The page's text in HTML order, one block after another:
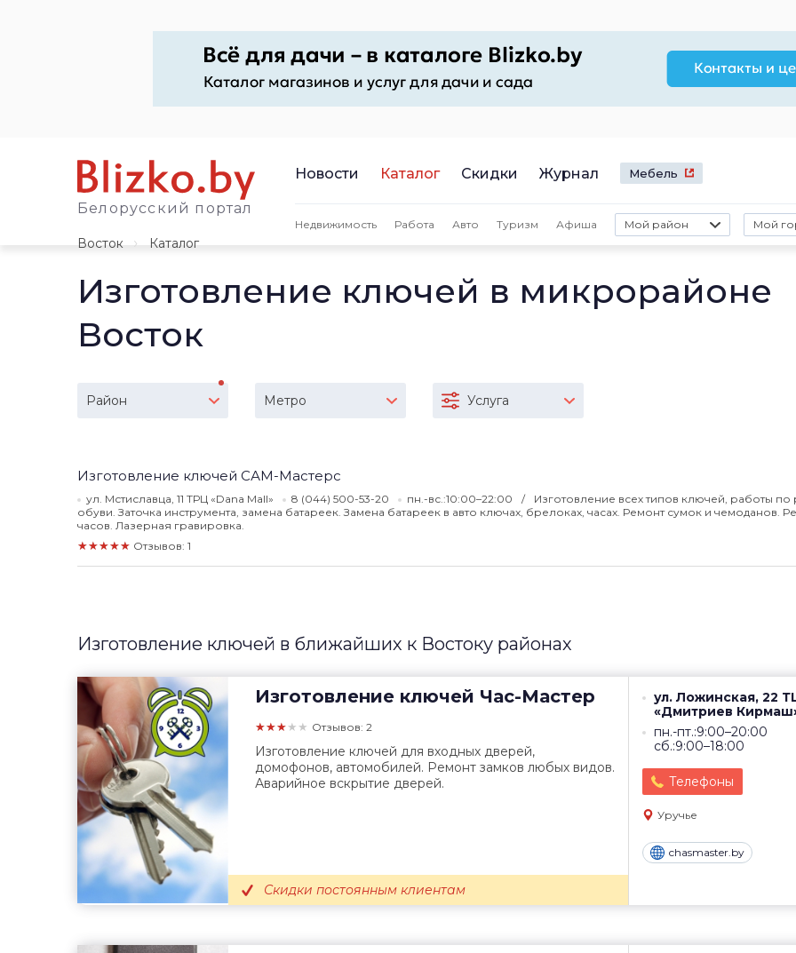
Белорусский портал
Новости Каталог Скидки Журнал Мебель
Недвижимость Работа Авто Туризм Афиша Мой район Мой
Восток
Каталог
Изготовление ключей в микрорайоне
Восток
Район Метро Услуга
Изготовление ключей САМ-Мастерс
ул. Мстиславца, 11 ТРЦ «Dana Mall» 8 (044) 500-53-20 пн.-вс.:10:00–22:00
Изготовление всех типов ключей, работы по
обуви. Заточка инструмента, замена батареек. Замена батареек в авто ключах, брелоках, часах. Ремонт сумок и чемоданов.
часов. Лазерная гравировка.
★★★★★ Отзывов: 1
Изготовление ключей в ближайших к Востоку районах
Изготовление ключей Час-Мастер
★★★★★ Отзывов: 2
ул. Ложинская, 22
«Дмитриев
пн.-пт.:9:00–20:00
сб.:9:00–18:00
Телефоны
Уручье
chasmaster.by
Изготовление ключей для входных дверей,
домофонов, автомобилей. Ремонт замков любых видов.
Аварийное вскрытие дверей.
Скидки постоянным клиентам